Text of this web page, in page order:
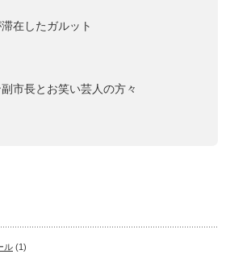
在したガルット
市長とお笑い芸人の方々
ル (1)